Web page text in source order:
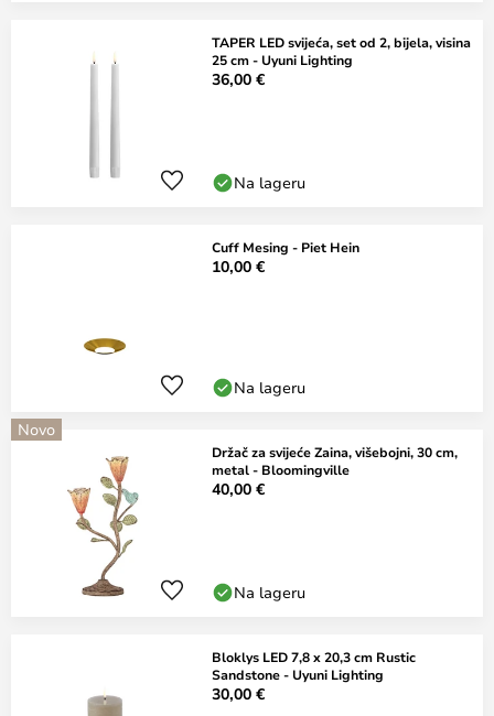
TAPER LED svijeća, set od 2, bijela, visina
25 cm - Uyuni Lighting
36,00 €
Na lageru
Cuff Mesing - Piet Hein
10,00 €
Na lageru
Novo
Držač za svijeće Zaina, višebojni, 30 cm,
metal - Bloomingville
40,00 €
Na lageru
Bloklys LED 7,8 x 20,3 cm Rustic
Sandstone - Uyuni Lighting
30,00 €